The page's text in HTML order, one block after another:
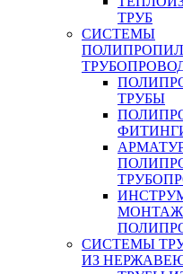
ТРУБ
СИСТЕМЫ
ТРУБЫ
СИСТЕМЫ
ИЗ